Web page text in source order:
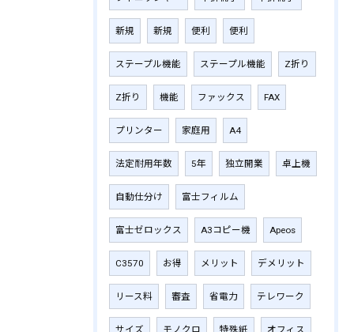
新規 新規 便利 便利
ステープル機能 ステープル機能 Z折り
Z折り 機能 ファックス FAX
プリンター 家庭用 A4
法定耐用年数 5年 独立開業 卓上機
自動仕分け 富士フィルム
富士ゼロックス A3コピー機 Apeos
C3570 お得 メリット デメリット
リース料 審査 省電力 テレワーク
サイズ モノクロ 特殊紙 オフィス